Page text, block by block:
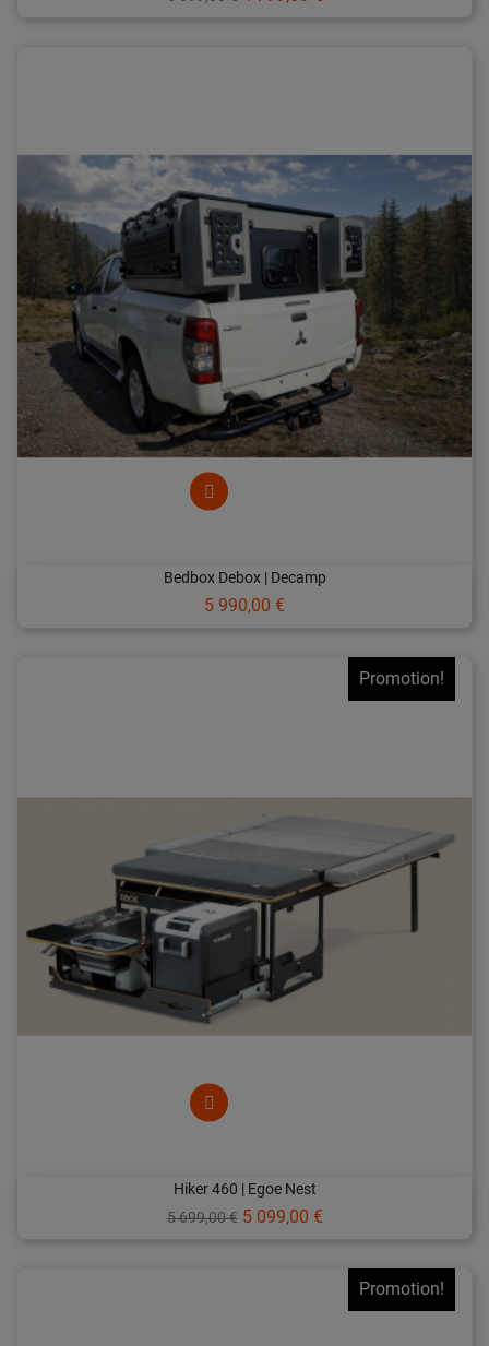
Bedbox Debox | Decamp
Prix
5 990,00 €
Promotion!
Hiker 460 | Egoe Nest
Prix
5 699,00 € Prix
5 099,00 €
Promotion!